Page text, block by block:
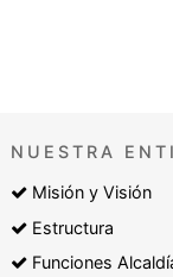
NUESTRA
Misión y Visión
Estructura
Funciones